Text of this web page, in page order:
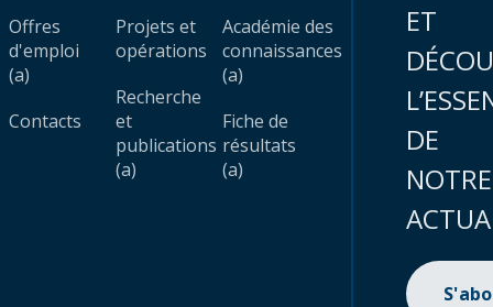
Offres
d'emploi
(a)
Contacts
Projets et
opérations
Recherche
et
publications
(a)
Académie des
connaissances
(a)
Fiche de
résultats
(a)
ET
DE
NOTRE